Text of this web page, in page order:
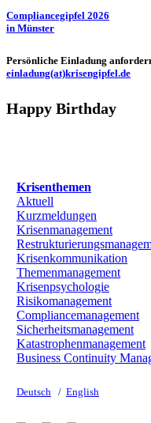
Compliancegipfel 2026
in Münster
Persönliche Einladung
einladung(at)krisengipfel.de
Happy Birthday
Krisenthemen
Aktuell
Kurzmeldungen
Krisenmanagement
Krisenkommunikation
Themenmanagement
Krisenpsychologie
Risikomanagement
Compliancemanagement
Sicherheitsmanagement
Katastrophenmanagement
Business Continuity
Deutsch / English